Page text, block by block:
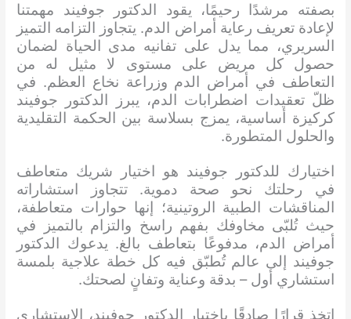
بصفته مرشدًا رحيمًا، يقود الدكتور جوفيند مهمتنا
لإعادة تعريف رعاية أمراض الدم. يتجاوز التزامه التميز
السريري، مما يدل على تفانيه مدى الحياة لضمان
حصول كل مريض على مستوى لا مثيل له من
التعاطف في أمراض الدم وزراعة نخاع العظم. في
ظلّ تعقيدات اضطرابات الدم، يبرز الدكتور جوفيند
كركيزة أساسية، يمزج بسلاسة بين الحكمة التقليدية
والحلول المتطورة.
اختيارك للدكتور جوفيند هو اختيار شريك متعاطف
في رحلتك نحو صحة دموية. تتجاوز استشاراته
المناقشات الطبية الروتينية؛ إنها حوارات متعاطفة،
حيث تُلبّى مخاوفك بفهم راسخ والتزام بالتميز في
أمراض الدم، مدفوعًا بتعاطف بالغ. يدعوك الدكتور
جوفيند إلى عالم تُطبّق فيه كل خطة علاجية بلمسة
استشاري أول – بدقة وعناية وتفانٍ لصحتك.
اتخذ قرارًا صادقًا باختيار الدكتور جوفيند، الاستشاري